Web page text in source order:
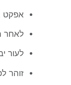
אפקט
לאחר
לעור
זוהר